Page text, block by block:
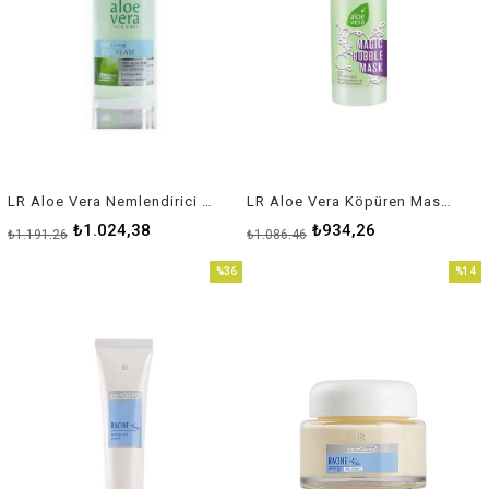
₺1.024,38
₺1.191,26 ₺934,26
₺1.086,46
%36
%14